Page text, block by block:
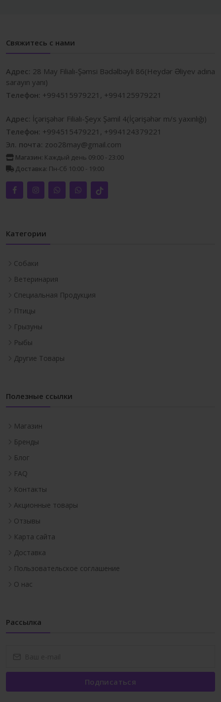
Свяжитесь с нами
Адрес: 28 May Filialı-Şəmsi Bədəlbəyli 86(Heydər Əliyev adına
sarayın yanı)
Телефон: +994515979221, +994125979221
Адрес: İçərişəhər Filialı-Şeyx Şamil 4(İçərişəhər m/s yaxınlığı)
Телефон: +994515479221, +994124379221
Эл. почта: zoo28may@gmail.com
Магазин: Каждый день 09:00 - 23:00
Доставка: Пн-Сб 10:00 - 19:00
Категории
Собаки
Ветеринария
Специальная Продукция
Птицы
Грызуны
Рыбы
Другие Товары
Полезные ссылки
Магазин
Бренды
Блог
FAQ
Контакты
Акционные товары
Отзывы
Карта сайта
Доставка
Пользовательское соглашение
О нас
Рассылка
Подписаться